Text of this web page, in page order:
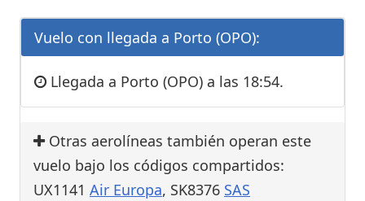
Vuelo con llegada a Porto (OPO):
Llegada a Porto (OPO) a las 18:54.
Otras aerolíneas también operan este
vuelo bajo los códigos compartidos:
UX1141 Air Europa, SK8376 SAS